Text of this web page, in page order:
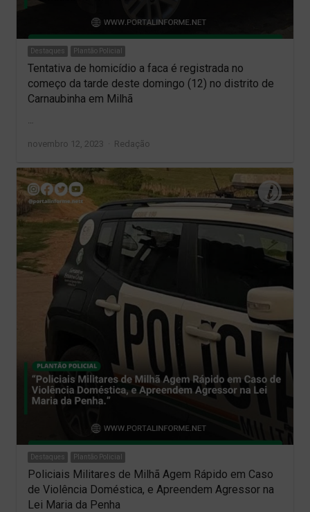
Destaques Plantão Policial
Tentativa de homicídio a faca é registrada no
começo da tarde deste domingo (12) no distrito de
Carnaubinha em Milhã
novembro 12, 2023 Author
Redação
Destaques Plantão Policial
Policiais Militares de Milhã Agem Rápido em Caso
de Violência Doméstica, e Apreendem Agressor na
Lei Maria da Penha